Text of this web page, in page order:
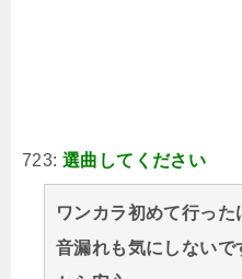
723: 選曲してください
ワンカラ初めて行った
音漏れも気にしない